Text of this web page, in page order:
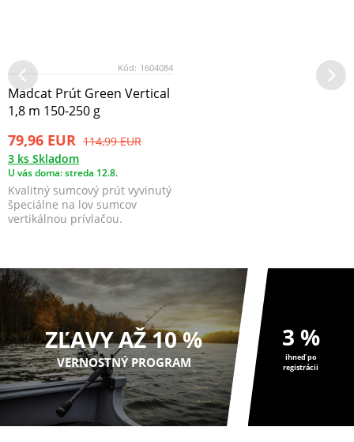
Kód: 1604084
Madcat Prút Green Vertical
1,8 m 150-250 g
79,96 EUR 114,99 EUR
3 ks Skladom
U vás doma: streda 12.8.
Kvalitný sumcový prút vyvinutý
špeciálne na lov sumcov
vertikálnou prívlačou.
ZĽAVY AŽ 10 %
VERNOSTNÝ PROGRAM
3 %
ihneď po
registrácii